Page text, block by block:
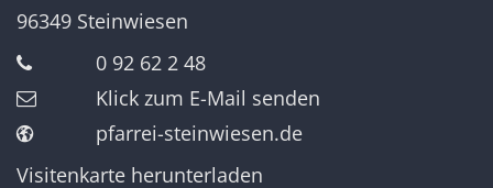
96349 Steinwiesen
0 92 62 2 48
Klick zum E-Mail senden
pfarrei-steinwiesen.de
Visitenkarte herunterladen